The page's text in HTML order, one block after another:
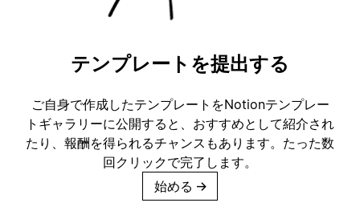
テンプレートを提出する
ご自身で作成したテンプレートをNotionテンプレー
トギャラリーに公開すると、おすすめとして紹介され
たり、報酬を得られるチャンスもあります。たった数
回クリックで完了します。
始める →